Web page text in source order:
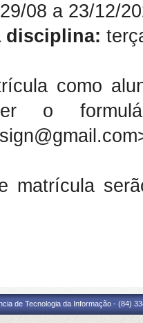
29/08 a 23/12/
disciplina:
como
o
matrícula
de Tecnologia da Informação - (84)